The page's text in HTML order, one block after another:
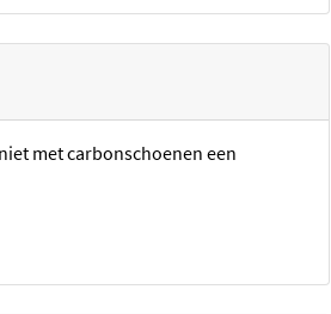
met carbonschoenen een